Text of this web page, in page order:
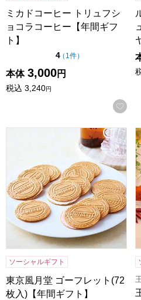
ミカドコーヒー トリュフシ
ョコラコーヒー【年間ギフ
ト】
4点（5点満点中）
（ 1件の評価
）
本体 3,000円
税込 3,240円
お
東京風月堂 ゴーフレット(72枚
ソーシャルギフト
東京風月堂 ゴーフレット(72
枚入)【年間ギフト】